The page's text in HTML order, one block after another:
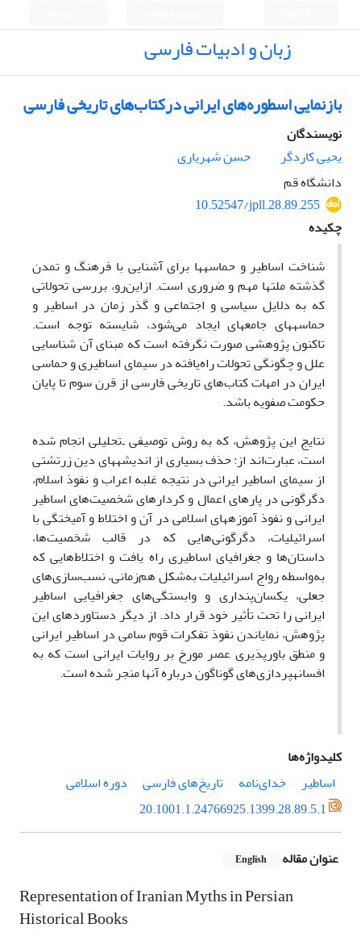
زبان و ادبیات فارسی
بازنمایی اسطوره‌های ایرانی درکتاب‌های تاریخی فارسی
نویسندگان
یحیی کاردگر
حسن شهریاری
دانشگاه قم
10.52547/jpll.28.89.255
چکیده
شناخت اساطیر و حماسه­ها برای آشنایی با فرهنگ و تمدن
گذشته ملت­ها مهم و ضروری است. ازاین‌رو، بررسی تحولاتی
که به دلایل سیاسی و اجتماعی و گذر زمان در اساطیر و
حماسه­های جامعه­ای ایجاد می‌­شود، شایسته توجه است.
تاکنون پژوهشی صورت نگرفته است که مبنای آن شناسایی
علل و چگونگی تحولات راه‌یافته در سیمای اساطیری و حماسی
ایران در امهات کتاب‌های تاریخی فارسی از قرن سوم تا پایان
حکومت صفویه باشد.
نتایج این پژوهش، که به روش توصیفی ـ‌تحلیلی انجام شده
است، عبارت‌اند از: حذف بسیاری از اندیشه­های دین زرتشتی
از سیمای اساطیر ایرانی در نتیجه غلبه اعراب و نفوذ اسلام،
دگرگونی در پاره­ای اعمال و کردارهای شخصیت‌های اساطیر
ایرانی و نفوذ آموزه­های اسلامی‌ در آن­ و اختلاط و آمیختگی با
اسرائیلیات، دگرگونی‌هایی که در قالب شخصیت‌ها،
داستان‌ها و جغرافیای اساطیری راه یافت و اختلاط‌هایی که
به‌واسطه رواج اسرائیلیات به‌شکل هم‌زمانی، نسب‌سازی‌های
جعلی، یکسان‌پنداری و وابستگی‌های جغرافیایی اساطیر
ایرانی را تحت تأثیر خود قرار داد. از دیگر دستاوردهای این
پژوهش، نمایاندن نفوذ تفکرات قوم سامی‌ در اساطیر ایرانی
و منطق باورپذیری عصر مورخ بر روایات ایرانی است که به
افسانه­پردازی‌های گوناگون درباره آنها منجر شده است.
کلیدواژه‌ها
اساطیر
خدای‌نامه تاریخ‌های فارسی
دوره اسلامی‌
20.1001.1.24766925.1399.28.89.5.1
عنوان مقاله English
Representation of Iranian Myths in Persian
Historical Books